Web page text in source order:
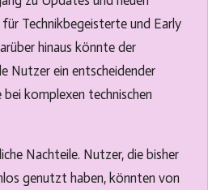
Technikbegeisterte und Early
hinaus könnte der
Nutzer ein entscheidender
komplexen technischen
Nachteile. Nutzer, die bisher
genutzt haben, könnten von